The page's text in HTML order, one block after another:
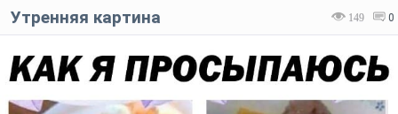
149 0
Утренняя картина